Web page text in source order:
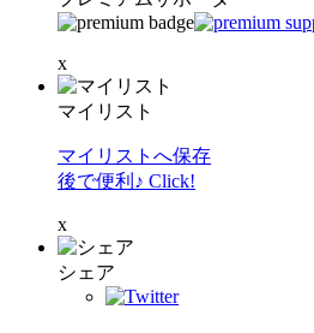
x
マイリスト
マイリストへ保存
後で便利♪ Click!
x
シェア